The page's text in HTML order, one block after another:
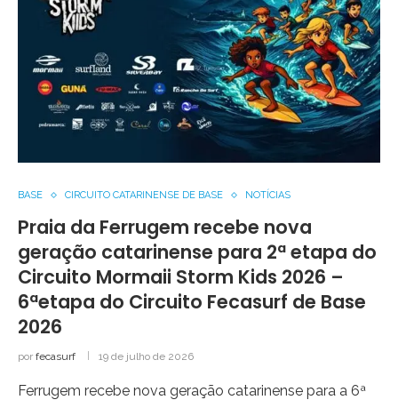
BASE CIRCUITO CATARINENSE DE BASE NOTÍCIAS
Praia da Ferrugem recebe nova
geração catarinense para 2ª etapa do
Circuito Mormaii Storm Kids 2026 –
6ªetapa do Circuito Fecasurf de Base
2026
por fecasurf 19 de julho de 2026
Ferrugem recebe nova geração catarinense para a 6ª